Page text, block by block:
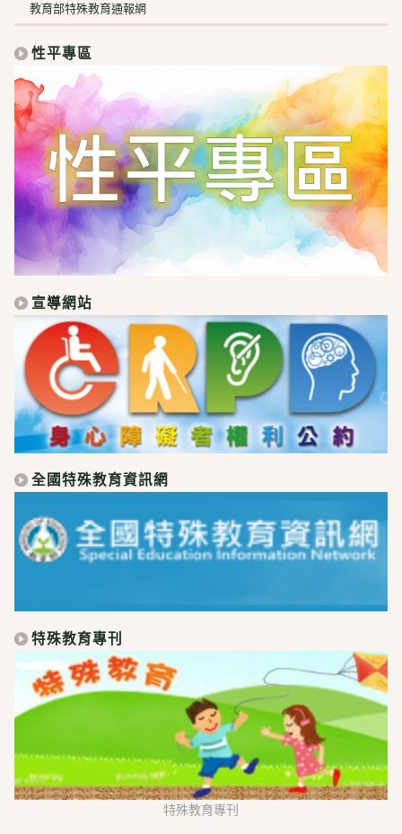
教育部特殊教育通報網
性平專區
宣導網站
全國特殊教育資訊網
特殊教育專刊
特殊教育專刊